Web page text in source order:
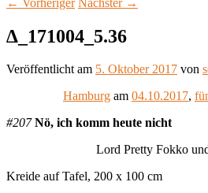
∆_171004_5.36
Veröffentlicht am 5. Oktober 2017 von
Hamburg am 04.10.2017,
#207 Nö, ich komm heute nicht
Lord Pretty Fokko
Kreide auf Tafel, 200 x 100 cm